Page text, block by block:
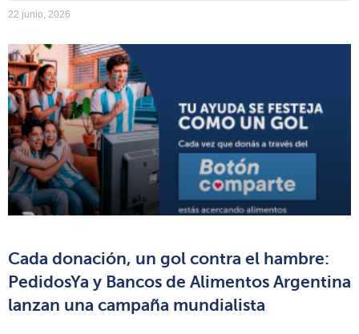
22 junio, 2026
Cada donación, un gol contra el hambre:
PedidosYa y Bancos de Alimentos Argentina
lanzan una campaña mundialista